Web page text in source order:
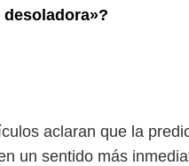
aclaran que la
un sentido más